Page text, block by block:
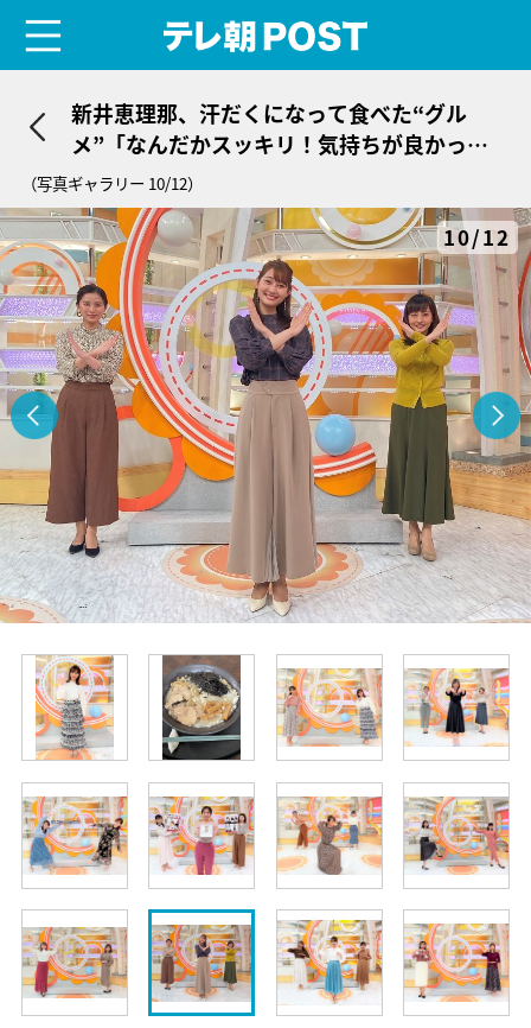
新井恵理那、汗だくになって食べた“グル
メ”「なんだかスッキリ！気持ちが良かった
です」
（写真ギャラリー 10/12）
10/12